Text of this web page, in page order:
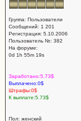
Группа: Пользователи
Сообщений: 1 201
Регистрация: 5.10.2006
Пользователь №: 382
На форуме:
0d 1h 55m 19s
Заработано:5.73$
Выплачено:0$
Штрафы:0$
К выплате:5.73$
Пол: женский